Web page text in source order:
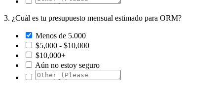
3. ¿Cuál es tu presupuesto mensual estimado para ORM?
Menos de 5.000
$5,000 - $10,000
$10,000+
Aún no estoy seguro